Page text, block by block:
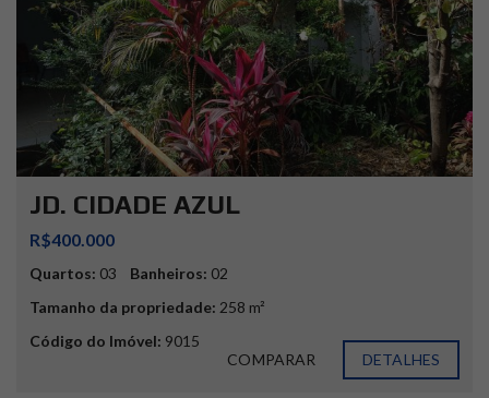
JD. CIDADE AZUL
R$400.000
Quartos: 03 Banheiros: 02
Tamanho da propriedade: 258 m²
Código do Imóvel: 9015
COMPARAR
DETALHES